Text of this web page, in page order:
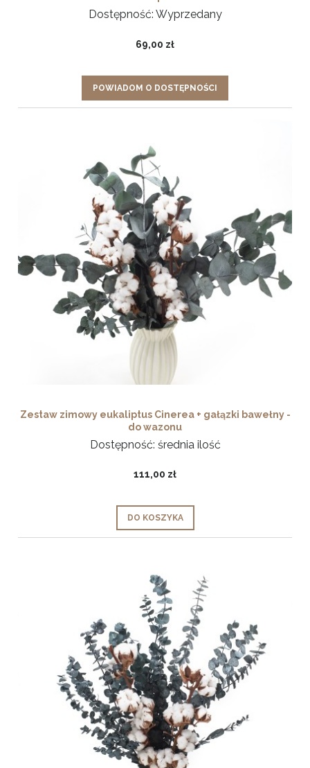
Dostępność: Wyprzedany
69,00 zł
POWIADOM O DOSTĘPNOŚCI
Zestaw zimowy eukaliptus Cinerea + gałązki bawełny -
do wazonu
Dostępność: średnia ilość
111,00 zł
DO KOSZYKA